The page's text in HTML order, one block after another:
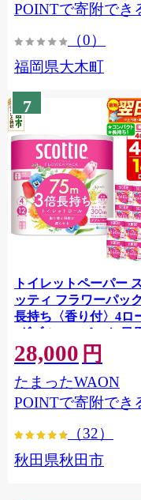
CY009_01
POINTで寄附でき
（0）
福岡県大木町
7
トイレットペーパー
ッティ フラワーパッ
長持ち〈香り付〉4ロ
(ダブル)×12パック 日
最短翌日発送 [スコッ
フラワーパック トイレ
トペーパー 日本製紙ク
シア] 秋田県秋田市
28,000 円
たまったWAON
POINTで寄附でき
（32）
秋田県秋田市